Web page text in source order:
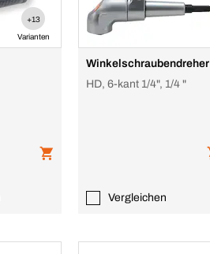
+13
Varianten
Winkelschraubendreher
HD, 6-kant 1/4", 1/4 "
Vergleichen